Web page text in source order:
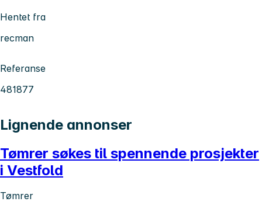
Hentet fra
recman
Referanse
481877
Lignende annonser
Tømrer søkes til spennende prosjekter
i Vestfold
Tømrer